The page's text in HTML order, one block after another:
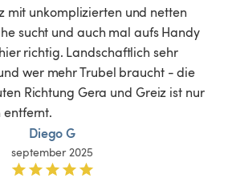
mit unkomplizierten und netten
sucht und auch mal aufs Handy
richtig. Landschaftlich sehr
wer mehr Trubel braucht - die
Richtung Gera und Greiz ist nur
entfernt.
Diego G
september 2025